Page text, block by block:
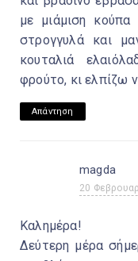
με μιάμιση κούπα
στρογγυλά και
κουταλιά
φρούτο, κι ελπίζω
Απάντηση
magda
20
Καλημέρα!
Δεύτερη μέρα